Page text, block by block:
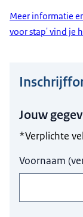
Meer informatie
voor stap' vind je
Jouw
*Verplichte
Voornaam (
Hier niets